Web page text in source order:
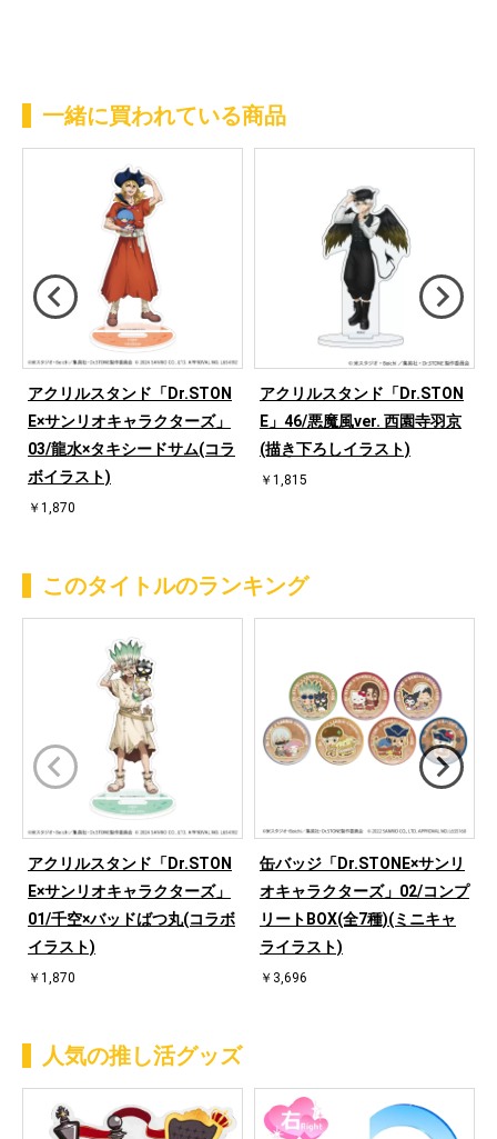
一緒に買われている商品
アクリルスタンド「Dr.STON
E×サンリオキャラクターズ」
03/龍水×タキシードサム(コラ
ボイラスト)
￥1,870
アクリルスタンド「Dr.STON
E」46/悪魔風ver. 西園寺羽京
(描き下ろしイラスト)
￥1,815
このタイトルのランキング
アクリルスタンド「Dr.STON
E×サンリオキャラクターズ」
01/千空×バッドばつ丸(コラボ
イラスト)
￥1,870
缶バッジ「Dr.STONE×サンリ
オキャラクターズ」02/コンプ
リートBOX(全7種)(ミニキャ
ライラスト)
￥3,696
人気の推し活グッズ